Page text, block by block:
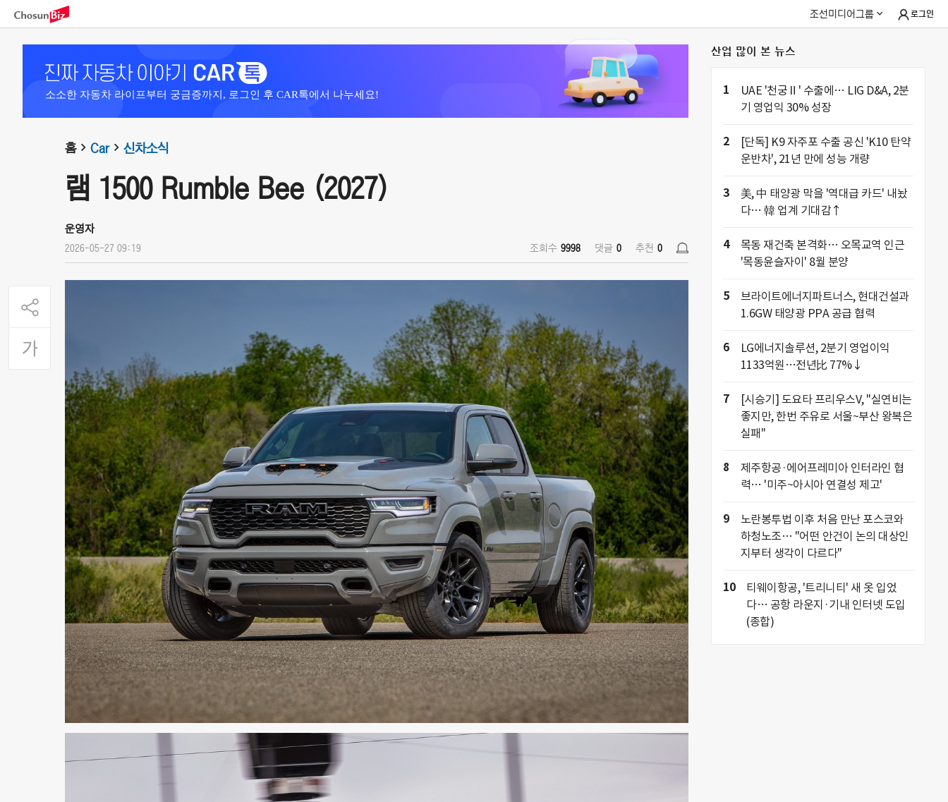
조선미디어그룹 로그인
소소한 자동차 라이프부터 궁금증까지, 로그인 후 CAR톡에서 나누세요!
홈 Car 신차소식
램 1500 Rumble Bee (2027)
운영자
2026-05-27 09:19 조회수 9998 댓글 0 추천 0
산업 많이 본 뉴스